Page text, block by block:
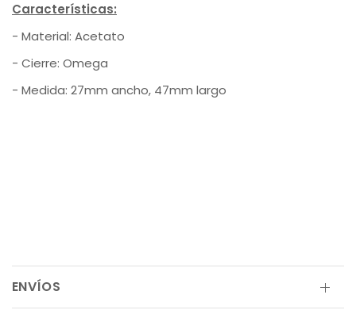
Características:
- Material: Acetato
- Cierre: Omega
- Medida: 27mm ancho, 47mm largo
ENVÍOS